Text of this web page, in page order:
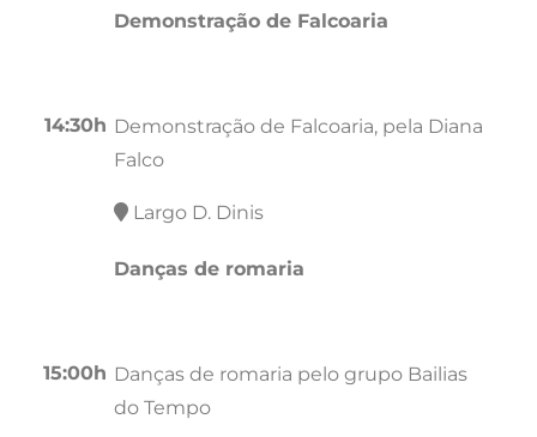
14:30h
Demonstração de Falcoaria
Demonstração de Falcoaria, pela Diana
Falco
Largo D. Dinis
15:00h
Danças de romaria
Danças de romaria pelo grupo Bailias
do Tempo